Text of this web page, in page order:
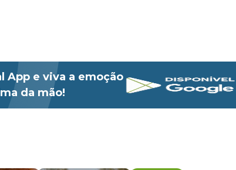
App e viva a emoção
da mão!